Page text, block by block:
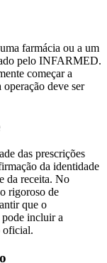
farmácia ou a um
pelo INFARMED.
começar a
deve ser
das prescrições
da identidade
da receita. No
rigoroso de
que o
pode incluir a
oficial.